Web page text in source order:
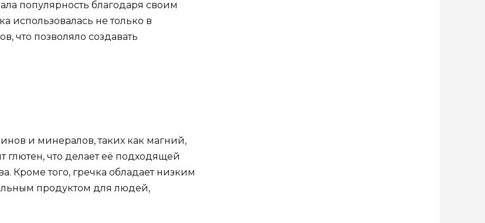
популярность благодаря своим
использовалась не только в
что позволяло создавать
и минералов, таких как магний,
что делает её подходящей
Кроме того, гречка обладает низким
продуктом для людей,